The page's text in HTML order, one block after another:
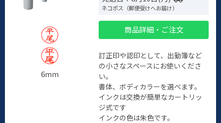
6mm
ネコポス（郵便受けへお届け）
商品詳細・ご注文
訂正印や認印として、出勤簿など
の小さなスペースにお使いくださ
い。
書体、ボディカラーを選べます。
インクは交換が簡単なカートリッ
ジ式です
インクの色は朱色です。